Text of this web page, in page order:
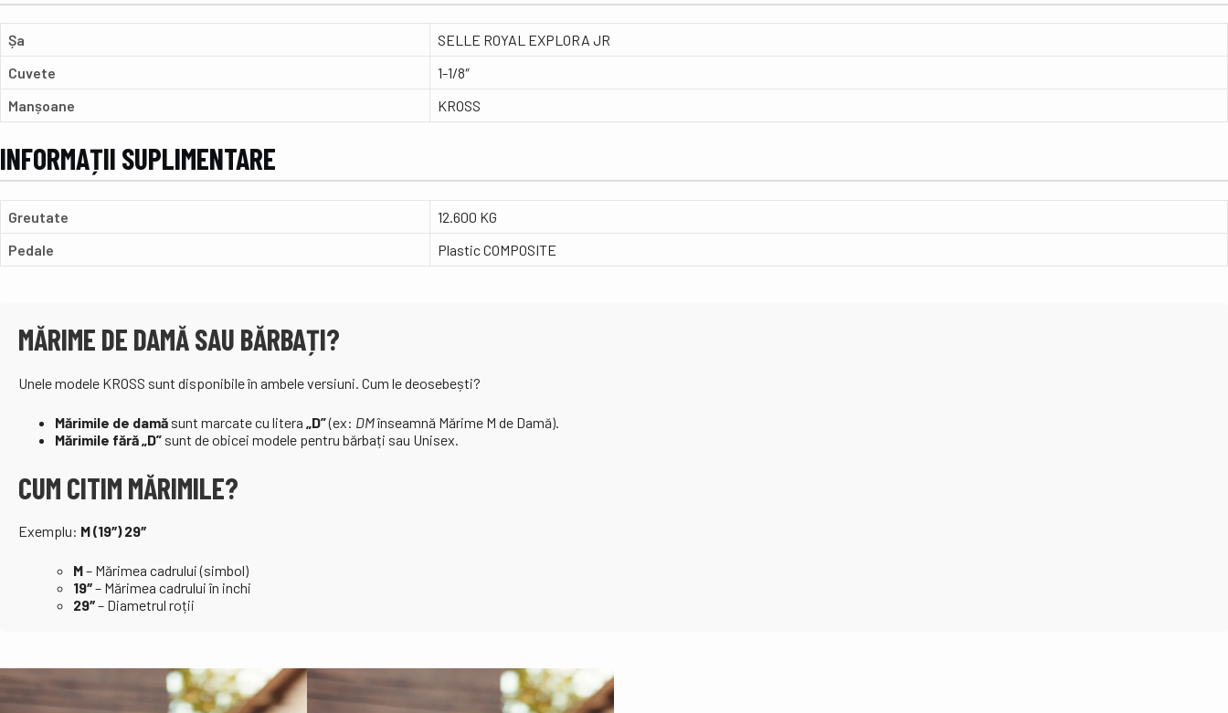
Șa
SELLE ROYAL EXPLORA JR
Cuvete
1-1/8″
Manșoane
KROSS
INFORMAȚII SUPLIMENTARE
Greutate
12.600 KG
Pedale
Plastic COMPOSITE
MĂRIME DE DAMĂ SAU BĂRBAȚI?
Unele modele KROSS sunt disponibile în ambele versiuni. Cum le deosebești?
Mărimile de damă sunt marcate cu litera „D”(ex: DMînseamnă Mărime M de Damă).
Mărimile fără „D” sunt de obicei modele pentru bărbați sau Unisex.
CUM CITIM MĂRIMILE?
Exemplu: M (19″) 29″
M– Mărimea cadrului (simbol)
19″– Mărimea cadrului în inchi
29″– Diametrul roții